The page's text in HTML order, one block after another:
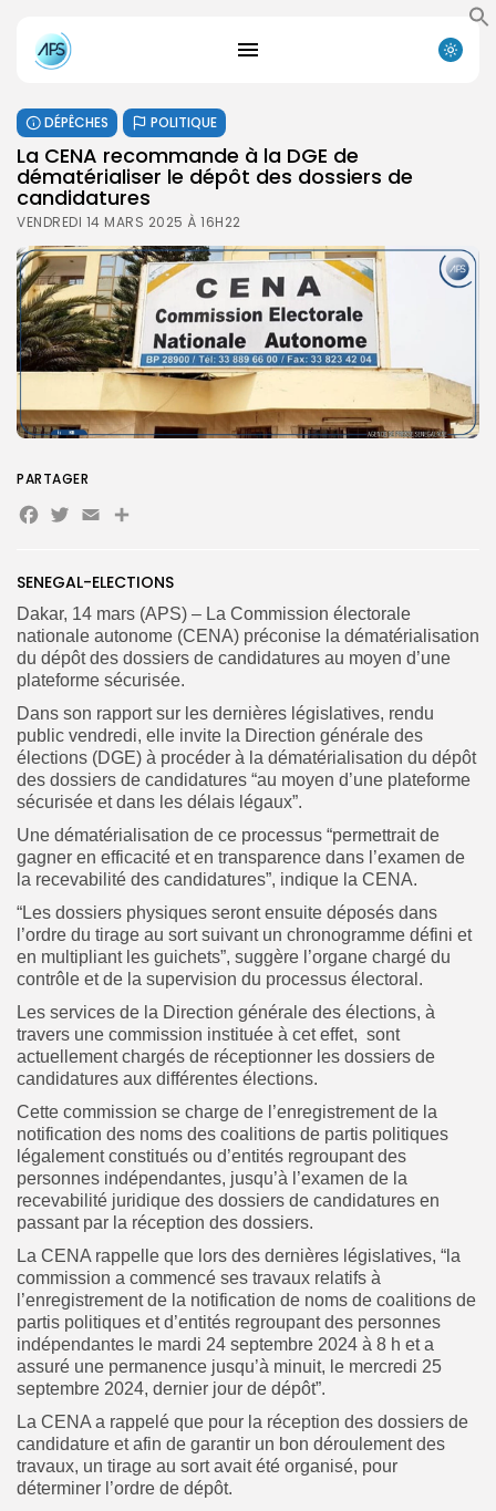
Search
FR
DÉPÊCHES POLITIQUE
La CENA recommande à la DGE de
dématérialiser le dépôt des dossiers de
candidatures
VENDREDI 14 MARS 2025 À 16H22
SENEGAL-ELECTIONS
Dakar, 14 mars (APS) – La Commission électorale
nationale autonome (CENA) préconise la dématérialisation
du dépôt des dossiers de candidatures au moyen d’une
plateforme sécurisée.
Dans son rapport sur les dernières législatives, rendu
public vendredi, elle invite la Direction générale des
élections (DGE) à procéder à la dématérialisation du dépôt
des dossiers de candidatures “au moyen d’une plateforme
sécurisée et dans les délais légaux”.
Une dématérialisation de ce processus “permettrait de
gagner en efficacité et en transparence dans l’examen de
la recevabilité des candidatures”, indique la CENA.
“Les dossiers physiques seront ensuite déposés dans
l’ordre du tirage au sort suivant un chronogramme défini et
en multipliant les guichets”, suggère l’organe chargé du
contrôle et de la supervision du processus électoral.
Les services de la Direction générale des élections, à
travers une commission instituée à cet effet, sont
actuellement chargés de réceptionner les dossiers de
candidatures aux différentes élections.
Cette commission se charge de l’enregistrement de la
notification des noms des coalitions de partis politiques
légalement constitués ou d’entités regroupant des
personnes indépendantes, jusqu’à l’examen de la
recevabilité juridique des dossiers de candidatures en
passant par la réception des dossiers.
La CENA rappelle que lors des dernières législatives, “la
commission a commencé ses travaux relatifs à
l’enregistrement de la notification de noms de coalitions de
partis politiques et d’entités regroupant des personnes
indépendantes le mardi 24 septembre 2024 à 8 h et a
assuré une permanence jusqu’à minuit, le mercredi 25
septembre 2024, dernier jour de dépôt”.
La CENA a rappelé que pour la réception des dossiers de
candidature et afin de garantir un bon déroulement des
travaux, un tirage au sort avait été organisé, pour
déterminer l’ordre de dépôt.
PARTAGER
Facebook
Twitter
EmailPartager